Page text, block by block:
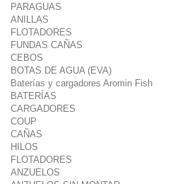
PARAGUAS
ANILLAS
FLOTADORES
FUNDAS CAÑAS
CEBOS
BOTAS DE AGUA (EVA)
Baterías y cargadores Aromin Fish
BATERÍAS
CARGADORES
COUP
CAÑAS
HILOS
FLOTADORES
ANZUELOS